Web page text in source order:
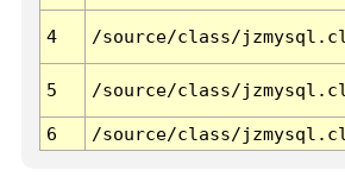
4 /source/class/
5 /source/class/
6 /source/class/